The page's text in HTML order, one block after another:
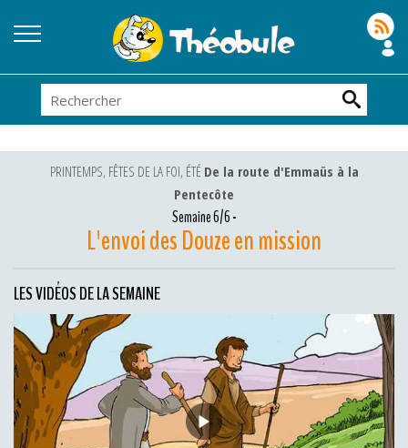
PRINTEMPS, FÊTES DE LA FOI, ÉTÉ De la route d'Emmaüs à la
Pentecôte
Semaine 6/6 -
L'envoi des Douze en mission
LES VIDÉOS DE LA SEMAINE